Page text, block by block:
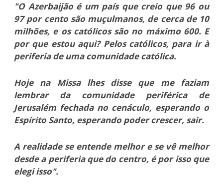
"O Azerbaijão é um país que creio que 96 ou
97 por cento são muçulmanos, de cerca de 10
milhões, e os católicos são no máximo 600. E
por que estou aqui? Pelos católicos, para ir à
periferia de uma comunidade católica.
Hoje na Missa lhes disse que me faziam
lembrar da comunidade periférica de
Jerusalém fechada no cenáculo, esperando o
Espírito Santo, esperando poder crescer, sair.
A realidade se entende melhor e se vê melhor
desde a periferia que do centro, é por isso que
elegi isso".